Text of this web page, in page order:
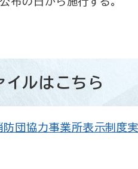
イルはこちら
防団協力事業所表示制度